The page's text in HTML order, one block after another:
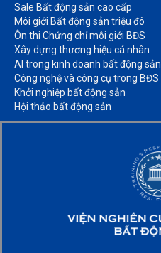
Sale Bất động sản cao cấp​
Môi giới Bất động sản triệu đô​
Ôn thi Chứng chỉ môi giới BĐS​
Xây dựng thương hiệu cá nhân​
AI trong kinh doanh bất động sản​
Công nghệ và công cụ trong BĐS​
Khởi nghiệp bất động sản​
Hội thảo bất động sản​